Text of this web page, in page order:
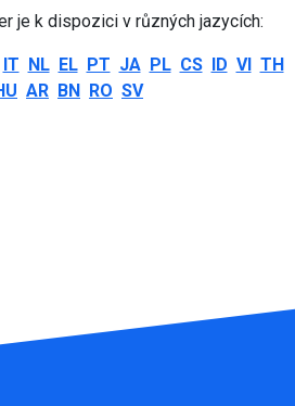
je k dispozici v různých jazycích:
IT NL EL PT JA PL CS ID VI TH
AR BN RO SV